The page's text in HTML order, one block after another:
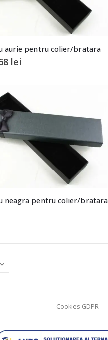
aurie pentru colier/bratara
lei
neagra pentru colier/bratara
Cookies GDPR